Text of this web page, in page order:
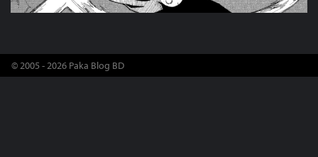
© 2005 - 2026 Paka Blog BD